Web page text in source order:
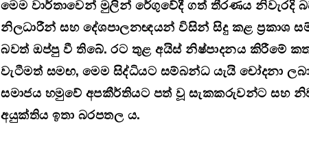
මෙම වාර්තාවෙන් මුලින් රේගුවේදී ගත් තීරණය නිවැරදි
නිලධාරීන් සහ දේශපාලනඥයන් විසින් සිදු කළ ප්‍රකාශ
බවත් ඔප්පු වී තිබේ. රට තුළ අයිස් නිෂ්පාදනය කිරීමේ
වැටීමත් සමඟ, මෙම සිද්ධියට සම්බන්ධ යැයි චෝදනා
සමාජය හමුවේ අපකීර්තියට පත් වූ සැකකරුවන්ට සහ
අයුක්තිය ඉතා බරපතල ය.